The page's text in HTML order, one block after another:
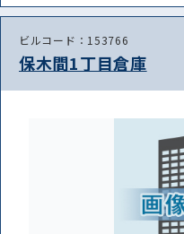
ビルコード：153766
保木間1丁目倉庫